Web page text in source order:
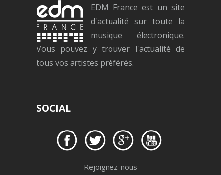
EDM France est un site
d'actualité sur toute la
musique électronique.
Vous pouvez y trouver l'actualité de
tous vos artistes préférés.
SOCIAL
Rejoignez-nous